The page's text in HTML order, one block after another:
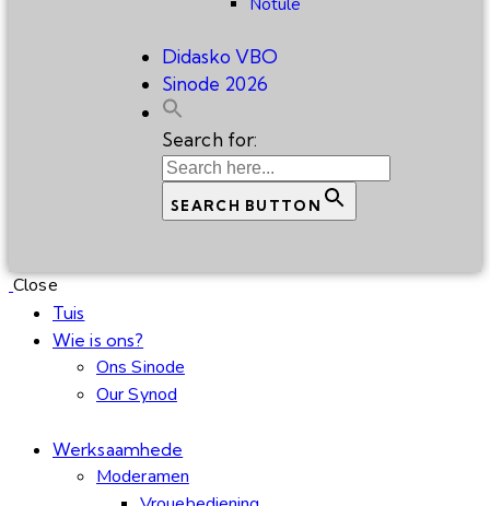
Notule
Didasko VBO
Sinode 2026
Search for:
SEARCH BUTTON
Close
Tuis
Wie is ons?
Ons Sinode
Our Synod
Werksaamhede
Moderamen